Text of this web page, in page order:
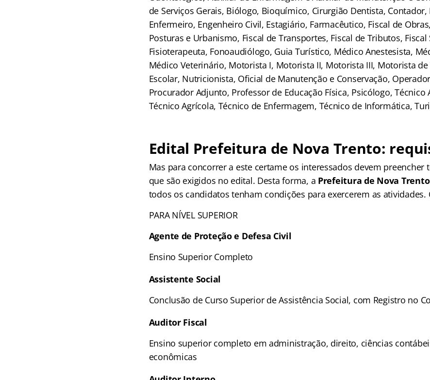
de Serviços Gerais, Biólogo, Bioquímico, Cirurgião Dentista, Contador,
Enfermeiro, Engenheiro Civil, Estagiário, Farmacêutico, Fiscal de
Posturas e Urbanismo, Fiscal de Transportes, Fiscal de Tributos, Fiscal
Fisioterapeuta, Fonoaudiólogo, Guia Turístico, Médico Anestesista,
Médico Veterinário, Motorista I, Motorista II, Motorista III, Motorista
Escolar, Nutricionista, Oficial de Manutenção e Conservação,
Procurador Adjunto, Professor de Educação Física, Psicólogo,
Técnico Agrícola, Técnico de Enfermagem, Técnico de Informática,
Edital Prefeitura de Nova Trento:
Mas para concorrer a este certame os interessados devem preencher
que são exigidos no edital. Desta forma, a Prefeitura de Nova Trento
todos os candidatos tenham condições para exercerem as atividades.
PARA NÍVEL SUPERIOR
Agente de Proteção e Defesa Civil
Ensino Superior Completo
Assistente Social
Conclusão de Curso Superior de Assistência Social, com Registro no
Auditor Fiscal
Ensino superior completo em administração, direito, ciências
econômicas